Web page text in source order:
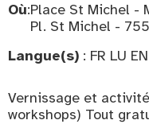
Où:Place St Michel -
Pl. St Michel -
Langue(s) : FR LU
Vernissage et
workshops) Tout